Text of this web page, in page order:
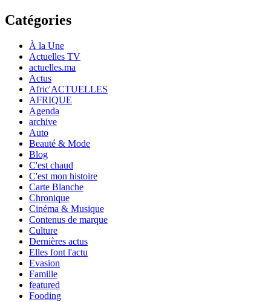
Catégories
À la Une
Actuelles TV
actuelles.ma
Actus
Afric'ACTUELLES
AFRIQUE
Agenda
archive
Auto
Beauté & Mode
Blog
C'est chaud
C'est mon histoire
Carte Blanche
Chronique
Cinéma & Musique
Contenus de marque
Culture
Dernières actus
Elles font l'actu
Evasion
Famille
featured
Fooding